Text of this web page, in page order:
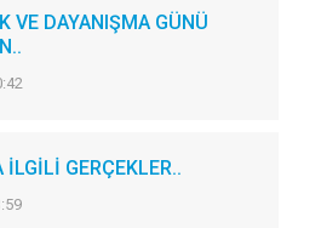
VE DAYANIŞMA GÜNÜ
GERÇEKLER..